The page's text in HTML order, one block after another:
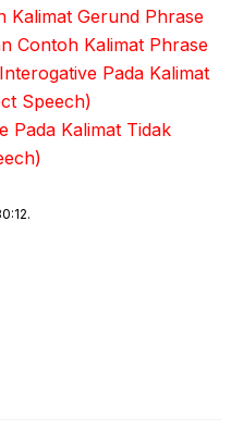
Kalimat Gerund Phrase
Contoh Kalimat Phrase
Pada Kalimat
Speech)
Pada Kalimat Tidak